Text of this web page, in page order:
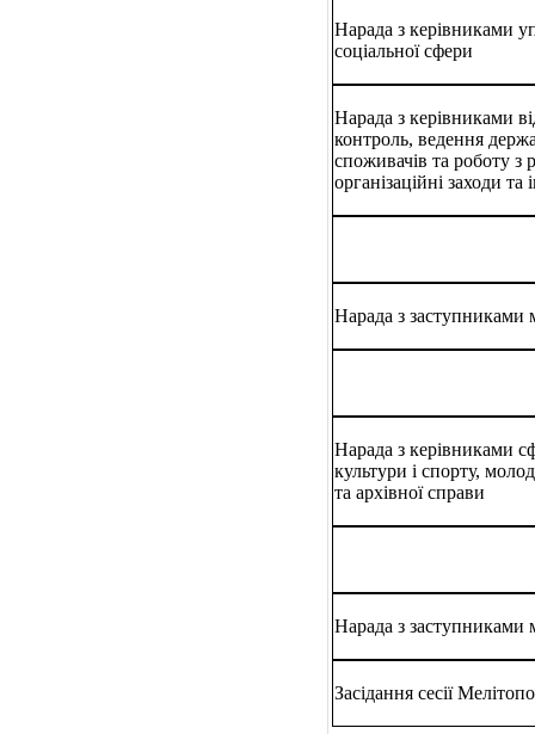
Нарада з керівниками
соціальної сфери
Нарада з керівниками
контроль, ведення
споживачів та роботу з
організаційні заходи
Нарада з заступниками
Нарада з керівниками
культури і спорту,
та архівної справи
Нарада з заступниками
Засідання сесії